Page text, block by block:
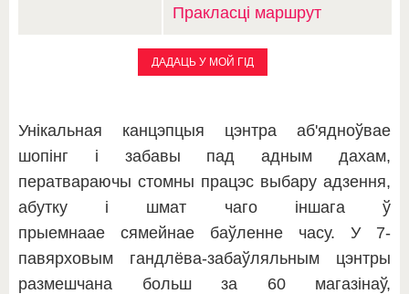
Пракласці маршрут
ДАДАЦЬ У МОЙ ГІД
Унікальная канцэпцыя цэнтра аб'ядноўвае
шопінг і забавы пад адным дахам,
ператвараючы стомны працэс выбару адзення,
абутку і шмат чаго іншага ў
прыемнаае сямейнае баўленне часу. У 7-
павярховым гандлёва-забаўляльным цэнтры
размешчана больш за 60 магазінаў,